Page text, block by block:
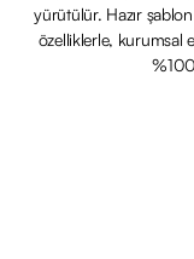
yürütülür. Hazır
özelliklerle, kurumsal